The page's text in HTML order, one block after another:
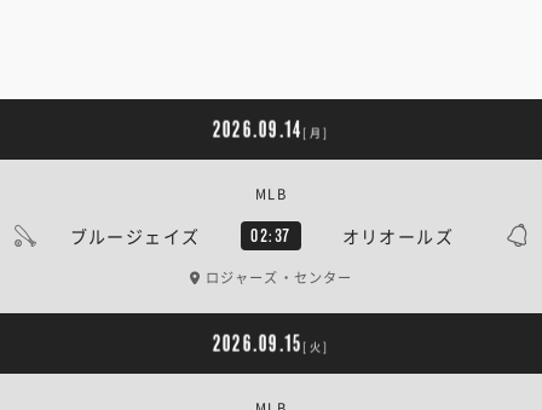
2026.09.14 [月]
ブルージェイズ 02:37 オリオールズ
MLB
ロジャーズ・センター
2026.09.15 [火]